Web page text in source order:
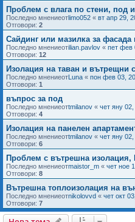
Проблем с влага по стени, под
Последно мнениеотlimo052 « вт апр 29,
Отговори: 2
Сайдинг или мазилка за фасада
Последно мнениеотilian.pavlov « пет фев
Отговори: 12
Изолация на таван и вътрещни
Последно мнениеотLuna « пон фев 03,
Отговори: 1
въпрос за под
Последно мнениеотtmilanov « чет яну
Отговори: 4
Изолация на панелен
Последно мнениеотtmilanov « чет яну
Отговори: 6
Проблем с вътрешна изолация,
Последно мнениеотmaistor_m « чет ное
Отговори: 8
Вътрешна топлоизолация на
Последно мнениеотnikolovvd « чет окт
Отговори: 7